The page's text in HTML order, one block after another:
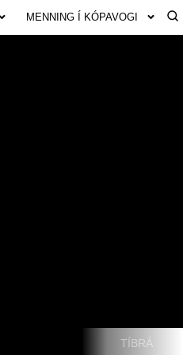
MENNING Í KÓPAVOGI
TÍBRÁ